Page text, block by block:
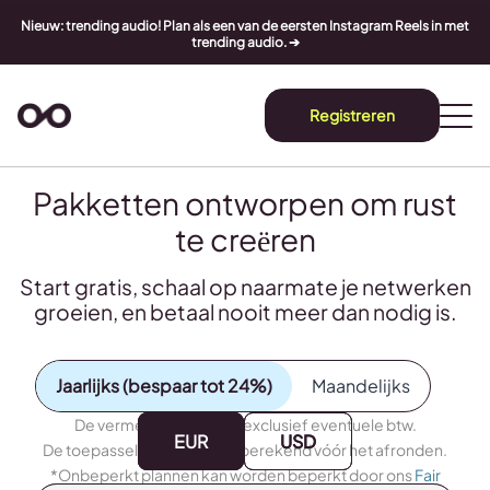
Nieuw: trending audio! Plan als een van de eersten Instagram Reels in met
trending audio. ➔
Registreren
Pakketten ontworpen om rust
te creëren
Start gratis, schaal op naarmate je netwerken
groeien, en betaal nooit meer dan nodig is.
Jaarlijks (bespaar tot 24%) Maandelijks
EUR USD
EUR USD
De vermelde prijzen zijn exclusief eventuele btw.
De toepasselijke btw wordt berekend vóór het afronden.
*Onbeperkt plannen kan worden beperkt door onsFair